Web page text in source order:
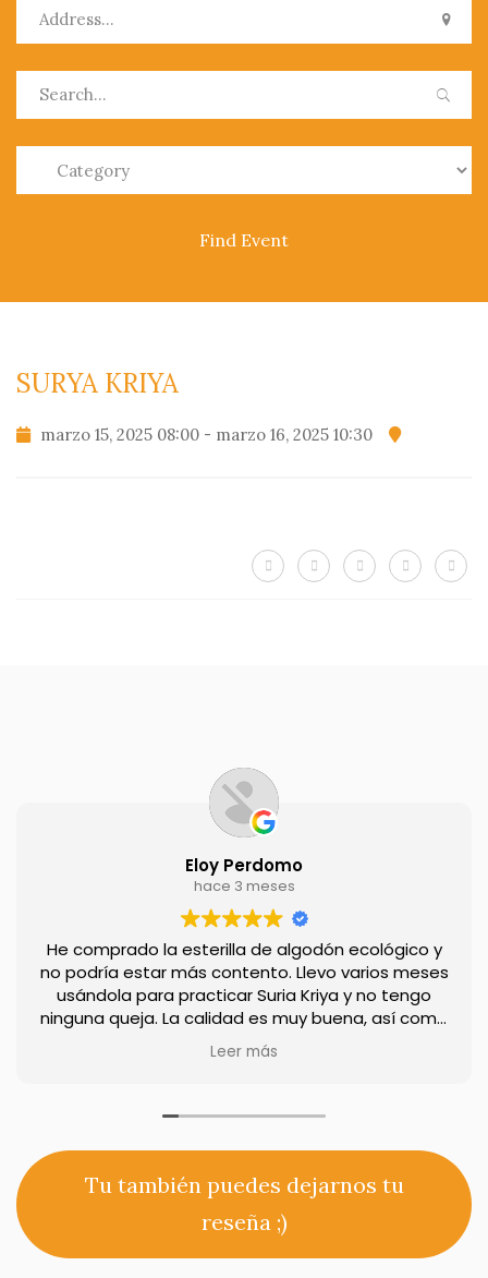
PRODUCTOS
SURYA KRIYA
marzo 15, 2025 08:00 - marzo 16, 2025 10:30
Eloy Perdomo
hace 3 meses
He comprado la esterilla de algodón ecológico y
no podría estar más contento. Llevo varios meses
usándola para practicar Suria Kriya y no tengo
ninguna queja. La calidad es muy buena, así como
la sensación al tacto. Además, las manos no
resbalan, y no desliza ni en parquet ni en baldosas.
Leer más
Tu también puedes dejarnos tu
reseña ;)